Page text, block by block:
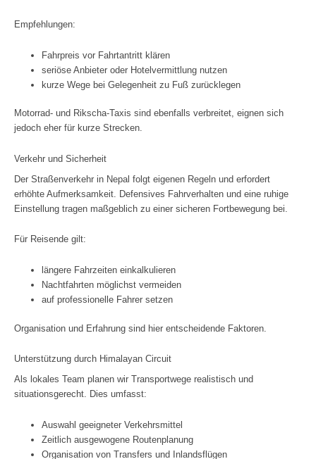
Empfehlungen:
Fahrpreis vor Fahrtantritt klären
seriöse Anbieter oder Hotelvermittlung nutzen
kurze Wege bei Gelegenheit zu Fuß zurücklegen
Motorrad‑ und Rikscha‑Taxis sind ebenfalls verbreitet, eignen sich
jedoch eher für kurze Strecken.
Verkehr und Sicherheit
Der Straßenverkehr in Nepal folgt eigenen Regeln und erfordert
erhöhte Aufmerksamkeit. Defensives Fahrverhalten und eine ruhige
Einstellung tragen maßgeblich zu einer sicheren Fortbewegung bei.
Für Reisende gilt:
längere Fahrzeiten einkalkulieren
Nachtfahrten möglichst vermeiden
auf professionelle Fahrer setzen
Organisation und Erfahrung sind hier entscheidende Faktoren.
Unterstützung durch Himalayan Circuit
Als lokales Team planen wir Transportwege realistisch und
situationsgerecht. Dies umfasst:
Auswahl geeigneter Verkehrsmittel
Zeitlich ausgewogene Routenplanung
Organisation von Transfers und Inlandsflügen